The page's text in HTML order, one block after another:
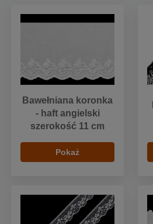
Bawełniana koronka
- haft angielski
szerokość 11 cm
Pokaż